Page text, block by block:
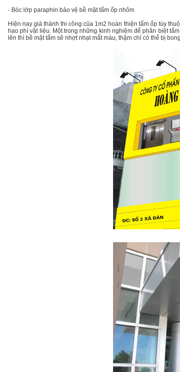
- Bóc lớp paraphin bảo vệ bề mặt tấm ốp nhôm
Hiện nay giá thành thi công của 1m2 hoàn thiện tấm ốp tùy
hao phí vật liệu. Một trong những kinh nghiệm để phân biệt
lên thì bề mặt tấm sẽ nhợt nhạt mất màu, thậm chí có thể bị